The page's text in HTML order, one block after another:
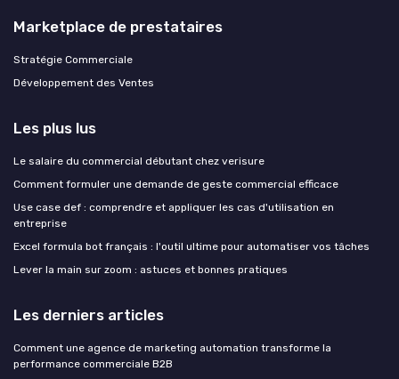
Marketplace de prestataires
Stratégie Commerciale
Développement des Ventes
Les plus lus
Le salaire du commercial débutant chez verisure
Comment formuler une demande de geste commercial efficace
Use case def : comprendre et appliquer les cas d'utilisation en
entreprise
Excel formula bot français : l'outil ultime pour automatiser vos tâches
Lever la main sur zoom : astuces et bonnes pratiques
Les derniers articles
Comment une agence de marketing automation transforme la
performance commerciale B2B